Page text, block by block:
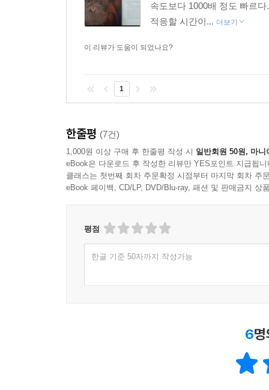
속도보다 1000배 정도 빠르
적응할 시간이... 더보기
이 리뷰가 도움이 되었나요?
1
한줄평 (7건)
1,000원 이상 구매 후 한줄평 작성 시 일반회원 50원, 마니
eBook은 다운로드 후 작성한 리뷰만 YES포인트 지급됩니
클래스는 첫번째 회차 주문확정 시점부터 마지막 회차 주
eBook 페이백, CD/LP, DVD/Blu-ray, 패션 및 판매금지 상
평점
한글 기준 50자까지 작성가능
6